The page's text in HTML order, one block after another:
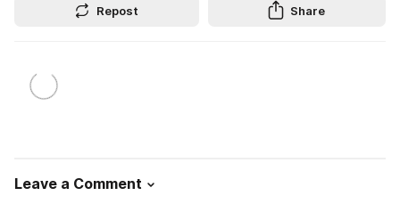
Repost Share
Leave a Comment